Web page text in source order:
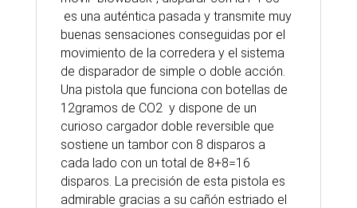
es una auténtica pasada y transmite muy
buenas sensaciones conseguidas por el
movimiento de la corredera y el sistema
de disparador de simple o doble acción.
Una pistola que funciona con botellas de
12gramos de CO2 y dispone de un
curioso cargador doble reversible que
sostiene un tambor con 8 disparos a
cada lado con un total de 8+8=16
disparos. La precisión de esta pistola es
admirable gracias a su cañón estriado el